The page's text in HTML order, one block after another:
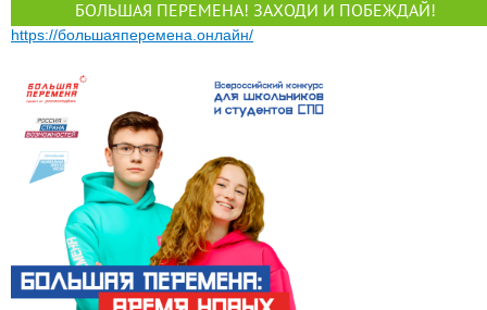
БОЛЬШАЯ ПЕРЕМЕНА! ЗАХОДИ И ПОБЕЖДАЙ!
https://большаяперемена.онлайн/